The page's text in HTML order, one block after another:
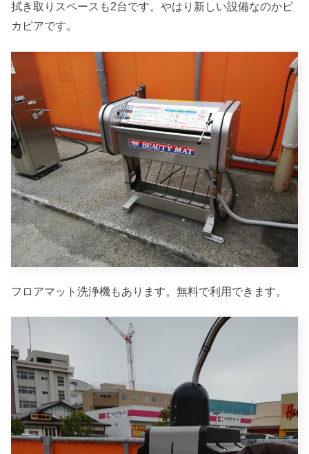
拭き取りスペースも2台です。やはり新しい設備なのかピ
カピアです。
フロアマット洗浄機もあります。無料で利用できます。